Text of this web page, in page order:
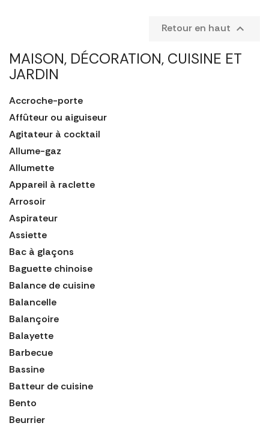
MAISON, DÉCORATION, CUISINE ET
JARDIN
Accroche-porte
Affûteur ou aiguiseur
Agitateur à cocktail
Allume-gaz
Allumette
Appareil à raclette
Arrosoir
Aspirateur
Assiette
Bac à glaçons
Baguette chinoise
Balance de cuisine
Balancelle
Balançoire
Balayette
Barbecue
Bassine
Batteur de cuisine
Bento
Beurrier
Retour en haut 